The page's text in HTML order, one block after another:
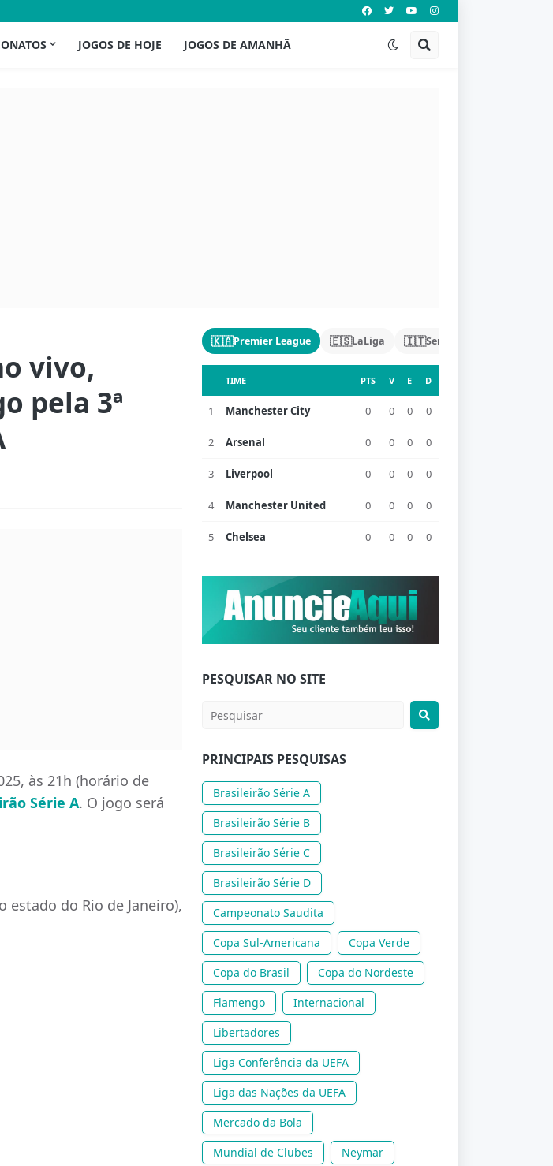
JOGOS DE HOJE JOGOS DE AMANHÃ
vivo,
pela 3ª
às 21h (horário de
Série A. O jogo será
do Rio de Janeiro),
🇰🇦Premier League 🇪🇸LaLiga 🇮🇹Serie A
TIME PTS V E D
1 Manchester City 0 0 0 0
2 Arsenal 0 0 0 0
3 Liverpool 0 0 0 0
4 Manchester United 0 0 0 0
5 Chelsea 0 0 0 0
PESQUISAR NO SITE
PRINCIPAIS PESQUISAS
Brasileirão Série A
Brasileirão Série B
Brasileirão Série C
Brasileirão Série D
Campeonato Saudita
Copa Sul-Americana
Copa Verde
Copa do Brasil
Copa do Nordeste
Flamengo
Internacional
Libertadores
Liga Conferência da UEFA
Liga das Nações da UEFA
Mercado da Bola
Mundial de Clubes
Neymar